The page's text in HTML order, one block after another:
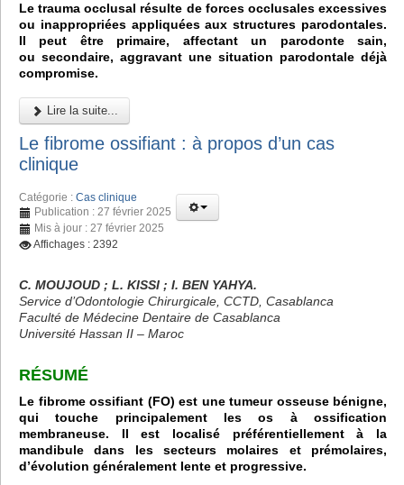
Le trauma occlusal résulte de forces occlusales excessives
ou inappropriées appliquées aux structures parodontales.
Il peut être primaire, affectant un parodonte sain,
ou secondaire, aggravant une situation parodontale déjà
compromise.
Lire la suite...
Le fibrome ossifiant : à propos d’un cas
clinique
Catégorie : Cas clinique
Publication : 27 février 2025
Mis à jour : 27 février 2025
Affichages : 2392
C. MOUJOUD ; L. KISSI ; I. BEN YAHYA.
Service d’Odontologie Chirurgicale, CCTD, Casablanca
Faculté de Médecine Dentaire de Casablanca
Université Hassan II – Maroc
RÉSUMÉ
Le fibrome ossifiant (FO) est une tumeur osseuse bénigne,
qui touche principalement les os à ossification
membraneuse. Il est localisé préférentiellement à la
mandibule dans les secteurs molaires et prémolaires,
d’évolution généralement lente et progressive.